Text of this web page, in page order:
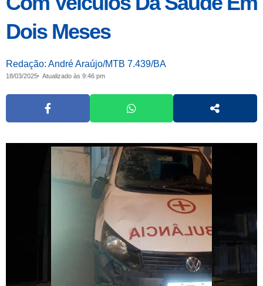
Dois Meses
Redação: André Araújo/MTB 7.439/BA
18/03/2025 Atualizado às 9:46 pm